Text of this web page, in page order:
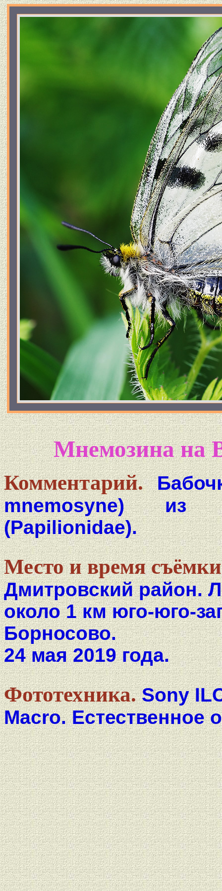
Мнемозина на
Комментарий.
mnemosyne) из
(Papilionidae).
Место и время
Дмитровский район.
около 1 км юго-юго-
Борносово.
24 мая 2019 года.
Фототехника.Sony
Macro. Естественное